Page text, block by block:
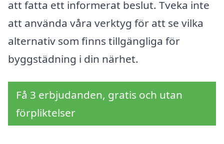
att fatta ett informerat beslut. Tveka inte
att använda våra verktyg för att se vilka
alternativ som finns tillgängliga för
byggstädning i din närhet.
Få 3 erbjudanden, gratis och utan
förpliktelser